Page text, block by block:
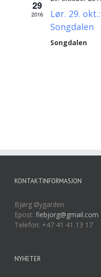
29
2016
Lør. 29.
Songdalen
Songdalen
KONTAKTINFORMASJON
Bjørg Øygarden
Epost: fiebjorg@gmail.com
Telefon: +47 41 41 13 17
NYHETER